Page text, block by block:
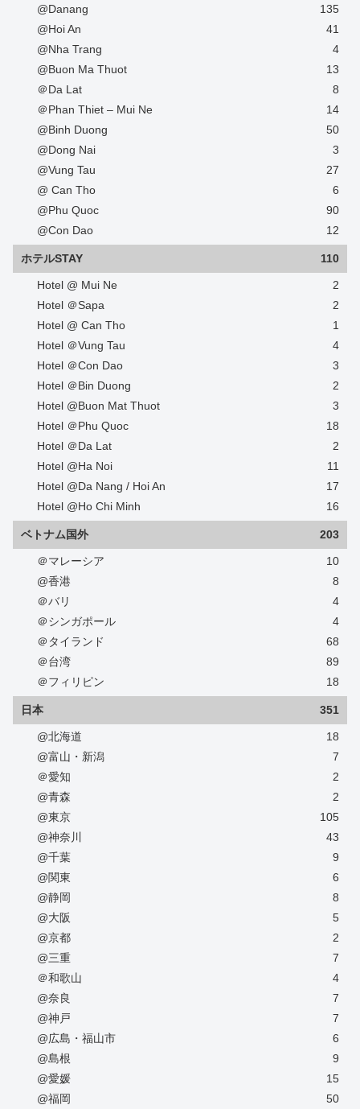
@Danang
135
@Hoi An
41
@Nha Trang
4
@Buon Ma Thuot
13
＠Da Lat
8
＠Phan Thiet – Mui Ne
14
@Binh Duong
50
@Dong Nai
3
@Vung Tau
27
@ Can Tho
6
@Phu Quoc
90
@Con Dao
12
ホテルSTAY 110
Hotel @ Mui Ne
2
Hotel ＠Sapa
2
Hotel @ Can Tho
1
Hotel ＠Vung Tau
4
Hotel ＠Con Dao
3
Hotel ＠Bin Duong
2
Hotel @Buon Mat Thuot
3
Hotel ＠Phu Quoc
18
Hotel ＠Da Lat
2
Hotel @Ha Noi
11
Hotel @Da Nang / Hoi An
17
Hotel @Ho Chi Minh
16
ベトナム国外 203
＠マレーシア
10
@香港
8
＠バリ
4
＠シンガポール
4
＠タイランド
68
＠台湾
89
＠フィリピン
18
日本 351
@北海道
18
@富山・新潟
7
＠愛知
2
@青森
2
@東京
105
@神奈川
43
@千葉
9
@関東
6
@静岡
8
@大阪
5
@京都
2
@三重
7
＠和歌山
4
@奈良
7
@神戸
7
@広島・福山市
6
@島根
9
@愛媛
15
@福岡
50